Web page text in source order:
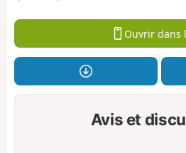
Ouvrir dans
Avis et